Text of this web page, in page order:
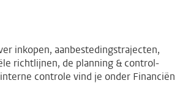
inkopen, aanbestedingstrajecten,
richtlijnen, de planning & control-
controle vind je onder Financiën